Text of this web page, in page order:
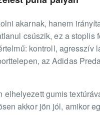
akarnak, hanem
csúszik, ez a stoplis
kontroll, agresszív
az Adidas
gumis
akkor jön jól, amikor